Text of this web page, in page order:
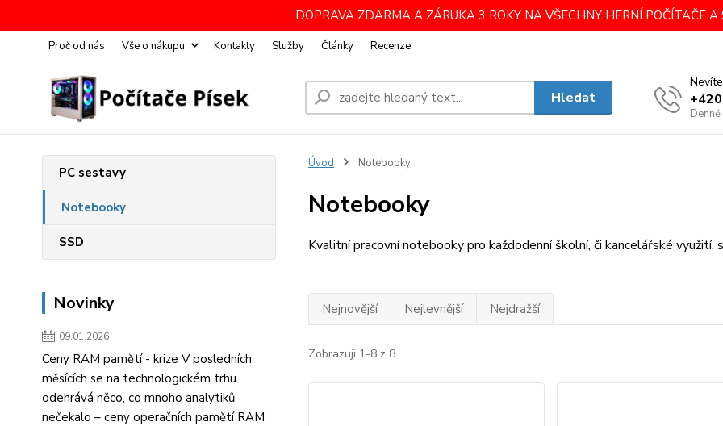
DOPRAVA ZDARMA A ZÁRUKA 3 ROKY NA VŠECHNY HERNÍ POČÍTAČE A
Proč od nás Vše o nákupu Kontakty Služby Články Recenze
Hledat
PC sestavy
Notebooky
SSD
Novinky
09.01.2026
Ceny RAM pamětí - krize V posledních
měsících se na technologickém trhu
odehrává něco, co mnoho analytiků
nečekalo – ceny operačních pamětí RAM
Úvod Notebooky
Notebooky
Kvalitní pracovní notebooky pro každodenní školní, či kancelářské využití,
Nejnovější Nejlevnější Nejdražší
Zobrazuji 1-8 z 8